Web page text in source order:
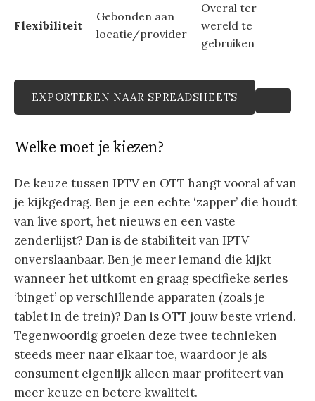
Flexibiliteit
Gebonden aan
locatie/provider
Overal ter
wereld te
gebruiken
EXPORTEREN NAAR SPREADSHEETS
Welke moet je kiezen?
De keuze tussen IPTV en OTT hangt vooral af van
je kijkgedrag. Ben je een echte ‘zapper’ die houdt
van live sport, het nieuws en een vaste
zenderlijst? Dan is de stabiliteit van IPTV
onverslaanbaar. Ben je meer iemand die kijkt
wanneer het uitkomt en graag specifieke series
‘binget’ op verschillende apparaten (zoals je
tablet in de trein)? Dan is OTT jouw beste vriend.
Tegenwoordig groeien deze twee technieken
steeds meer naar elkaar toe, waardoor je als
consument eigenlijk alleen maar profiteert van
meer keuze en betere kwaliteit.